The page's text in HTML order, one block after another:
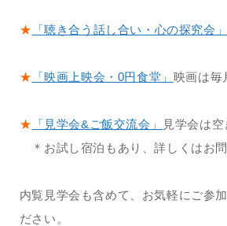
★ 「聴き合う話し合い・心の探究会」
★ 「映画上映会・0円食堂」 映画は毎
★ 「見学会&ご飯交流会」
見学会は
＊お試し宿泊もあり、詳しくはお
内覧見学会も含めて、お気軽にご参加
ださい。